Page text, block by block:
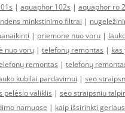
| aquaphor 102s | aquaphor ro
minkstinimo filtrai |
| priemone nuo voru |
nuo vorų | telefonų remontas | kas
remontas | telefonų
kubilai pardavimui | seo
pelėsio valiklis | seo straipsniu
namuose | kaip išsirinkti